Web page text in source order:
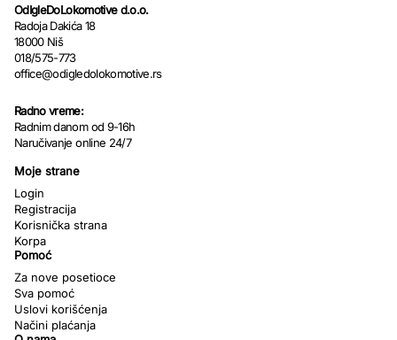
OdIgleDoLokomotive d.o.o.
Radoja Dakića 18
18000 Niš
018/575-773
office@odigledolokomotive.rs
Radno vreme:
Radnim danom od 9-16h
Naručivanje online 24/7
Moje strane
Login
Registracija
Korisnička strana
Korpa
Pomoć
Za nove posetioce
Sva pomoć
Uslovi korišćenja
Načini plaćanja